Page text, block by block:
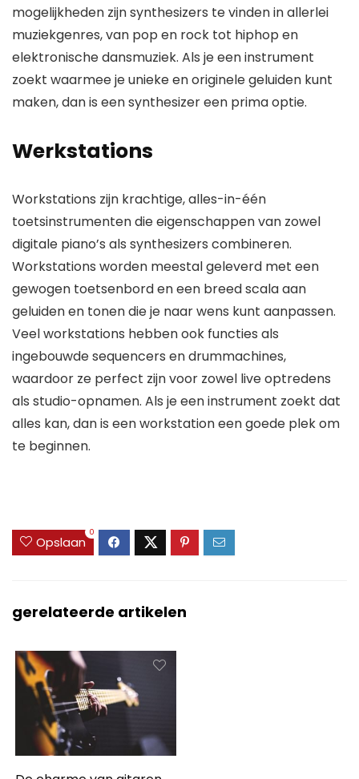
mogelijkheden zijn synthesizers te vinden in allerlei
muziekgenres, van pop en rock tot hiphop en
elektronische dansmuziek. Als je een instrument
zoekt waarmee je unieke en originele geluiden kunt
maken, dan is een synthesizer een prima optie.
Werkstations
Workstations zijn krachtige, alles-in-één
toetsinstrumenten die eigenschappen van zowel
digitale piano’s als synthesizers combineren.
Workstations worden meestal geleverd met een
gewogen toetsenbord en een breed scala aan
geluiden en tonen die je naar wens kunt aanpassen.
Veel workstations hebben ook functies als
ingebouwde sequencers en drummachines,
waardoor ze perfect zijn voor zowel live optredens
als studio-opnamen. Als je een instrument zoekt dat
alles kan, dan is een workstation een goede plek om
te beginnen.
Opslaan
0
gerelateerde artikelen